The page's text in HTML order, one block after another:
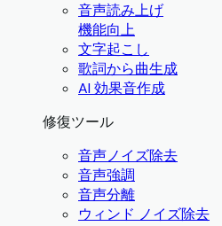
音声読み上げ
機能向上
文字起こし
歌詞から曲生成
AI 効果音作成
修復ツール
音声ノイズ除去
音声強調
音声分離
ウィンド ノイズ除去